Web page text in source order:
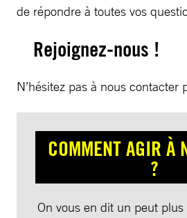
de répondre à toutes vos
Rejoignez-nous !
N’hésitez pas à nous contacter
COMMENT AGIR À
?
On vous en dit un peut